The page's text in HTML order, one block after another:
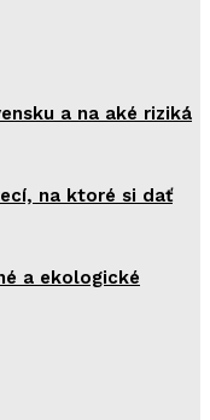
a na aké riziká
na ktoré si dať
a ekologické